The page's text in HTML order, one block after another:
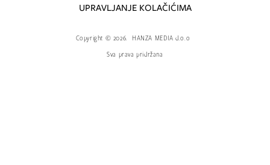
UPRAVLJANJE KOLAČIĆIMA
Copyright © 2026.
HANZA MEDIA d.o.o
Sva prava pridržana